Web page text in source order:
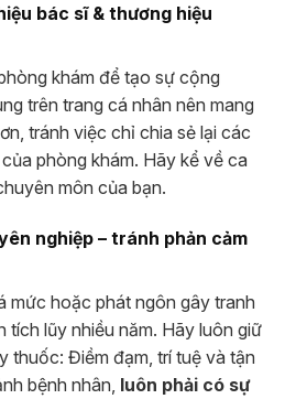
bác sĩ & thương hiệu
khám để tạo sự cộng
trên trang cá nhân nên mang
tránh việc chỉ chia sẻ lại các
phòng khám. Hãy kể về ca
môn của bạn.
nghiệp – tránh phản cảm
mức hoặc phát ngôn gây tranh
tích lũy nhiều năm. Hãy luôn giữ
thuốc: Điềm đạm, trí tuệ và tận
bệnh nhân, luôn phải có sự